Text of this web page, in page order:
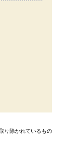
り除かれているもの